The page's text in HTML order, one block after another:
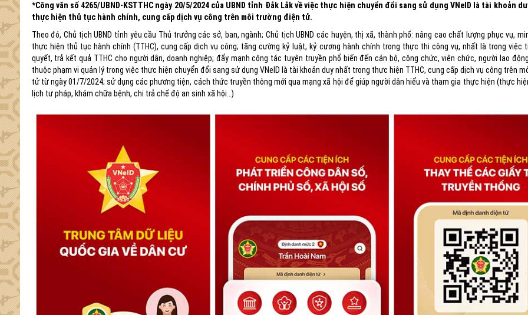
*Công văn số 4265/UBND-KSTTHC ngày 20/5/2024 của UBND tỉnh Đắk Lắk về việc thực hiện chuyển đổi sang sử dụng VNeID là tài khoản
thực hiện thủ tục hành chính, cung cấp dịch vụ công trên môi trường điện tử.
Theo đó, Chủ tịch UBND tỉnh yêu cầu Thủ trưởng các sở, ban, ngành; Chủ tịch UBND các huyện, thị xã, thành phố: nâng cao chất lượng phục vụ,
thực hiện thủ tục hành chính (TTHC), cung cấp dịch vụ công; tăng cường kỷ luật, kỷ cương hành chính trong thực thi công vụ, nhất là trong việc
quyết, trả kết quả TTHC cho người dân, doanh nghiệp; đẩy mạnh công tác tuyên truyền phổ biến đến cán bộ, công chức, viên chức, người lao
thuộc phạm vi quản lý trong việc thực hiện chuyển đổi sang sử dụng VNeID là tài khoản duy nhất trong thực hiện TTHC, cung cấp dịch vụ công trên
tử từ ngày 01/7/2024; sử dụng các phương tiện, cách thức truyền thông mới qua mạng xã hội để giúp người dân hiểu và tham gia thực hiện (thực
lịch tư pháp, khám chữa bệnh, chi trả chế độ an sinh xã hội…)